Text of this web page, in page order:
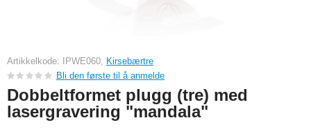
Artikkelkode: IPWE060, Kirsebærtre
Bli den første til å anmelde
Dobbeltformet plugg (tre) med
lasergravering "mandala"